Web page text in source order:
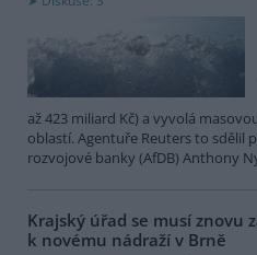
až 423 miliard Kč) a vyvolá
oblastí. Agentuře Reuters to sdělil
rozvojové banky (AfDB) Anthony
Krajský úřad se musí znovu
k novému nádraží v Brně